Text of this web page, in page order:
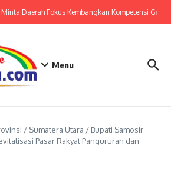
Daerah Fokus Kembangkan Kompetensi Green
Menu
/ Sumatera Utara / Bupati Samosir
Pasar Rakyat Pangururan dan